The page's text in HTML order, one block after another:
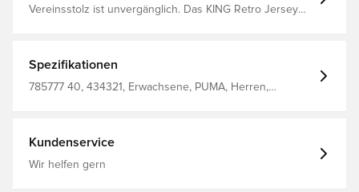
Vereinsstolz ist unvergänglich. Das KING Retro Jersey
Spieltagen oder in der Stadt. Dein Team, deine
Geschichte, dein Style Entspannte Passform Hergestellt
aus 100 % recyceltem Material (ausgenommen Besätze
Spezifikationen
785777 40, 434321, Erwachsene, PUMA, Herren,
Kundenservice
Wir helfen gern